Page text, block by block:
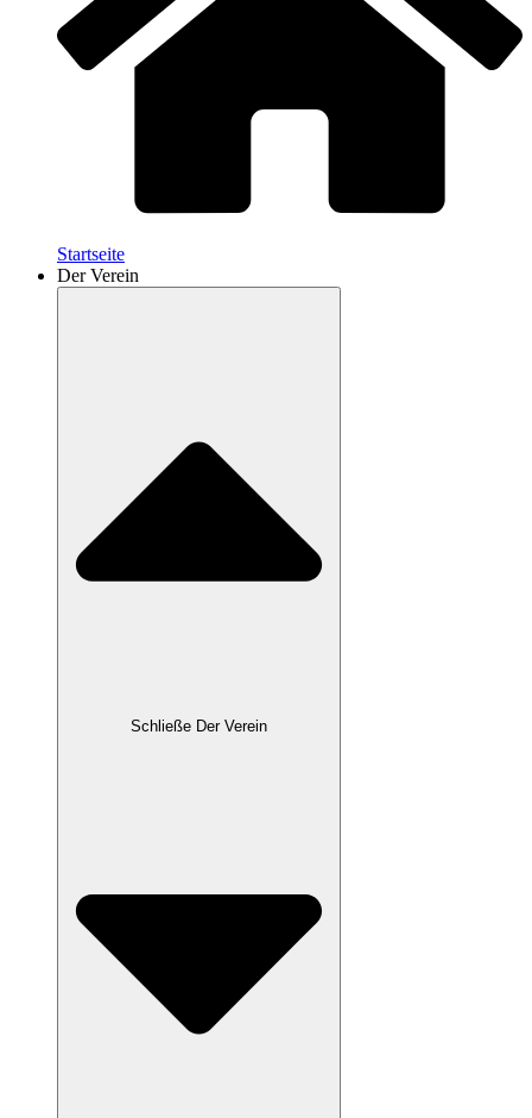
Startseite
Der Verein
Schließe Der Verein